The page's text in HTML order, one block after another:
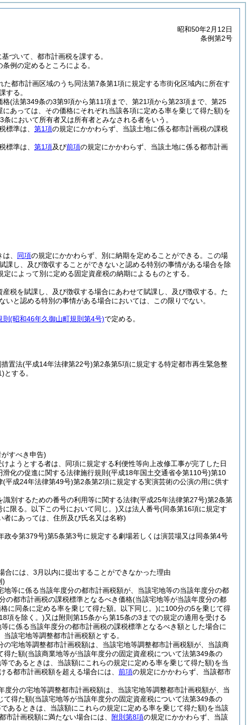
昭和50年2月12日
条例第2号
づいて、都市計画税を課する。
例の定めるところによる。
た都市計画区域のうち同法第7条第1項に規定する市街化区域内に所在す
する。
格(法第349条の3第9項から第11項まで、第21項から第23項まで、第25
あっては、その価格にそれぞれ当該各項に定める率を乗じて得た額)を
において所有者又は所有者とみなされる者をいう。
標準は、 第1項の規定にかかわらず、当該土地に係る都市計画税の課税
標準は、 第1項及び前項の規定にかかわらず、当該土地に係る都市計画
、 同項の規定にかかわらず、別に納期を定めることができる。
この場
し、及び徴収することができないと認める特別の事情がある場合を除
定によって別に定める固定資産税の納期によるものとする。
税を賦課し、及び徴収する場合にあわせて賦課し、及び徴収する。 た
と認める特別の事情がある場合においては、この限りでない。
(昭和46年久御山町規則第4号)で定める。
置法(平成14年法律第22号)第2条第5項に規定する特定都市再生緊急整
とする。
すべき申告)
ようとする者は、同項に規定する利便性等向上改修工事が完了した日
化の促進に関する法律施行規則 (平成18年国土交通省令第110号)第10
(平成24年法律第49号)第2条第2項に規定する実演芸術の公演の用に供す
別するための番号の利用等に関する法律(平成25年法律第27号)第2条第
限る。以下この号において同じ。)又は法人番号(同条第16項に規定す
にあっては、住所及び氏名又は名称)
政令第379号)第5条第3号に規定する劇場若しくは演芸場又は同条第4号
には、3月以内に提出することができなかった理由
)
等に係る当該年度分の都市計画税額が、当該宅地等の当該年度分の都
の都市計画税の課税標準となるべき価格(当該宅地等が当該年度分の都
に同条に定める率を乗じて得た額。以下同じ。)に100分の5を乗じて得
項を除く。)又は附則第15条から第15条の3までの規定の適用を受ける
に係る当該年度分の都市計画税の課税標準となるべき額とした場合に
当該宅地等調整都市計画税額とする。
宅地等調整都市計画税額は、当該宅地等調整都市計画税額が、当該商
得た額(当該商業地等が当該年度分の固定資産税について法第349条の
であるときは、当該額にこれらの規定に定める率を乗じて得た額)を当
都市計画税額を超える場合には、 前項の規定にかかわらず、当該都市
分の宅地等調整都市計画税額は、当該宅地等調整都市計画税額が、当
て得た額(当該宅地等が当該年度分の固定資産税について法第349条の
あるときは、当該額にこれらの規定に定める率を乗じて得た額)を当該
計画税額に満たない場合には、
附則第8項の規定にかかわらず、当該